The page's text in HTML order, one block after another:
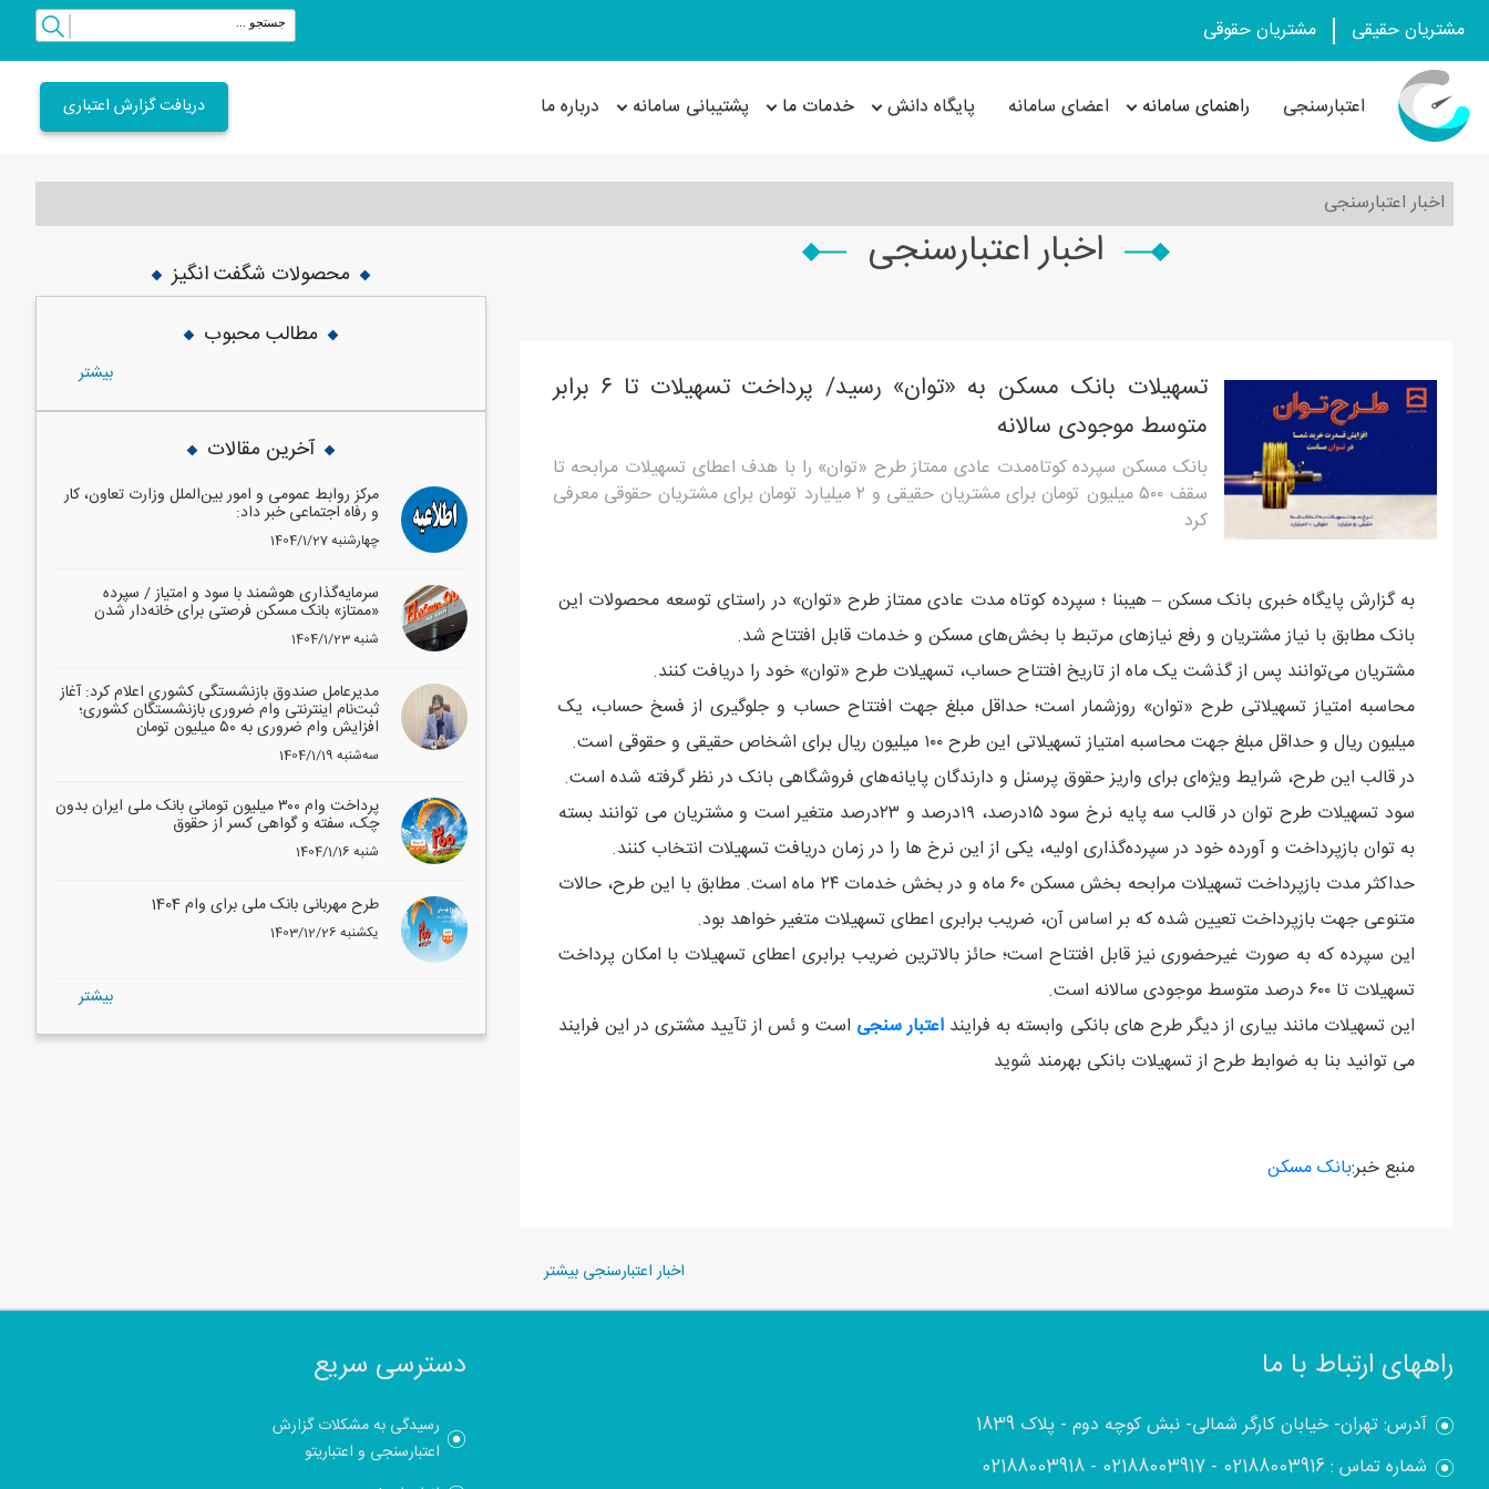
مشتریان حقیقی مشتریان حقوقی
اعتبارسنجی راهنمای سامانه اعضای سامانه پایگاه دانش خدمات ما پشتیبانی سامانه درباره ما دریافت گزارش اعتباری
اخبار اعتبارسنجی
اخبار اعتبارسنجی
تسهیلات بانک مسکن به «توان» رسید/ پرداخت تسهیلات تا ۶ برابر
متوسط موجودی سالانه
بانک مسکن سپرده کوتاه‌مدت عادی ممتاز طرح «توان» را با هدف اعطای تسهیلات مرابحه تا
سقف ۵۰۰ میلیون تومان برای مشتریان حقیقی و ۲ میلیارد تومان برای مشتریان حقوقی معرفی
کرد
به گزارش پایگاه خبری بانک مسکن – هیبنا ؛ سپرده کوتاه مدت عادی ممتاز طرح «توان» در راستای توسعه محصولات این
بانک مطابق با نیاز مشتریان و رفع نیازهای مرتبط با بخش‌های مسکن و خدمات قابل افتتاح شد.
مشتریان می‌توانند پس از گذشت یک ماه از تاریخ افتتاح حساب، تسهیلات طرح «توان» خود را دریافت کنند.
محاسبه امتیاز تسهیلاتی طرح «توان» روزشمار است؛ حداقل مبلغ جهت افتتاح حساب و جلوگیری از فسخ حساب، یک
میلیون ریال و حداقل مبلغ جهت محاسبه امتیاز تسهیلاتی این طرح ۱۰۰ میلیون ریال برای اشخاص حقیقی و حقوقی است.
در قالب این طرح، شرایط ویژه‌ای برای واریز حقوق پرسنل و دارندگان پایانه‌های فروشگاهی بانک در نظر گرفته شده است.
سود تسهیلات طرح توان در قالب سه پایه نرخ سود ۱۵درصد، ۱۹درصد و ۲۳درصد متغیر است و مشتریان می توانند بسته
به توان بازپرداخت و آورده خود در سپرده‌گذاری اولیه، یکی از این نرخ ها را در زمان دریافت تسهیلات انتخاب کنند.
حداکثر مدت بازپرداخت تسهیلات مرابحه بخش مسکن ۶۰ ماه و در بخش خدمات ۲۴ ماه است. مطابق با این طرح، حالات
متنوعی جهت بازپرداخت تعیین شده که بر اساس آن، ضریب برابری اعطای تسهیلات متغیر خواهد بود.
این سپرده که به صورت غیرحضوری نیز قابل افتتاح است؛ حائز بالاترین ضریب برابری اعطای تسهیلات با امکان پرداخت
تسهیلات تا ۶۰۰ درصد متوسط موجودی سالانه است.
این تسهیلات مانند بیاری از دیگر طرح های بانکی وابسته به فرایند اعتبار سنجی است و ئس از تآیید مشتری در این فرایند
می توانید بنا به ضوابط طرح از تسهیلات بانکی بهرمند شوید
منبع خبر:بانک مسکن
اخبار اعتبارسنجی بیشتر
محصولات شگفت انگیز
مطالب محبوب
بيشتر
آخرین مقالات
مرکز روابط عمومی و امور بین‌الملل وزارت تعاون، کار
و رفاه اجتماعی خبر داد:
1404/1/27 چهارشنبه
سرمایه‌گذاری هوشمند با سود و امتیاز / سپرده
«ممتاز» بانک مسکن فرصتی برای خانه‌دار شدن
1404/1/23 شنبه
مدیرعامل صندوق بازنشستگی کشوری اعلام کرد: آغاز
ثبت‌نام اینترنتی وام ضروری بازنشستگان کشوری؛
افزایش وام ضروری به ۵۰ میلیون تومان
1404/1/19 سه‌شنبه
پرداخت وام ۳۰۰ میلیون تومانی بانک ملی ایران بدون
چک، سفته و گواهی کسر از حقوق
1404/1/16 شنبه
طرح مهربانی بانک ملی برای وام 1404
1403/12/26 یکشنبه
بيشتر
راههای ارتباط با ما
آدرس: تهران- خیابان کارگر شمالی- نبش کوچه دوم - پلاک 1839
شماره تماس :02188003916
-
02188003917
-
02188003918
دسترسی سریع
رسیدگی به مشکلات گزارش
اعتبارسنجی و اعتباریتو